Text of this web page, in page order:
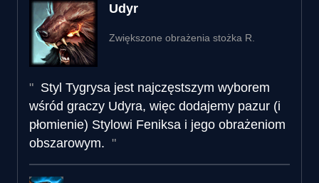
Udyr
Zwiększone obrażenia stożka R.
Styl Tygrysa jest najczęstszym wyborem
wśród graczy Udyra, więc dodajemy pazur (i
płomienie) Stylowi Feniksa i jego obrażeniom
obszarowym.